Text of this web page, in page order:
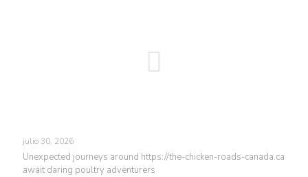
julio 30, 2026
Unexpected journeys around https://the-chicken-roads-canada.ca
await daring poultry adventurers